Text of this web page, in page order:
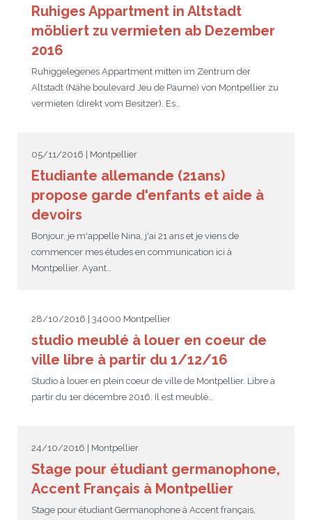
Ruhiges Appartment in Altstadt
möbliert zu vermieten ab Dezember
2016
Ruhiggelegenes Appartment mitten im Zentrum der
Altstadt (Nähe boulevard Jeu de Paume) von Montpellier zu
vermieten (direkt vom Besitzer). Es…
05/11/2016 | Montpellier
Etudiante allemande (21ans)
propose garde d'enfants et aide à
devoirs
Bonjour, je m'appelle Nina, j'ai 21 ans et je viens de
commencer mes études en communication ici à
Montpellier. Ayant…
28/10/2016 | 34000 Montpellier
studio meublé à louer en coeur de
ville libre à partir du 1/12/16
Studio à louer en plein coeur de ville de Montpellier. Libre à
partir du 1er décembre 2016. Il est meublé…
24/10/2016 | Montpellier
Stage pour étudiant germanophone,
Accent Français à Montpellier
Stage pour étudiant Germanophone à Accent français,